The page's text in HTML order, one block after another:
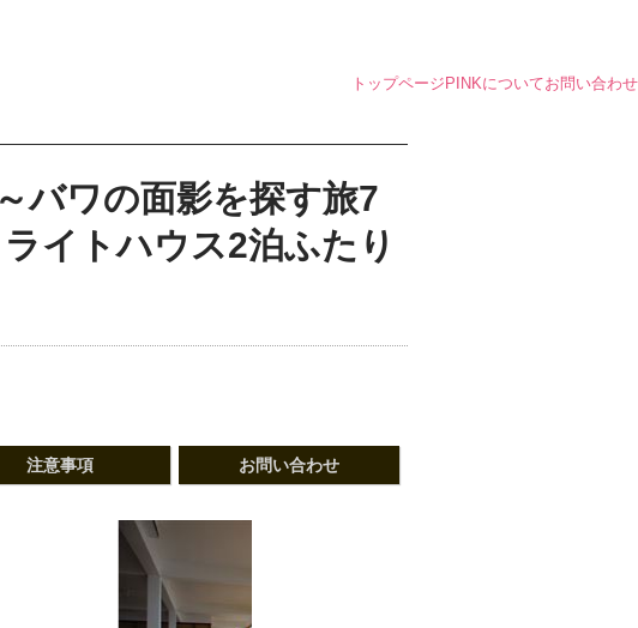
トップページ PINKについてお問い合わせ
バワの面影を探す旅7
イトハウス2泊ふたり
注意事項 お問い合わせ